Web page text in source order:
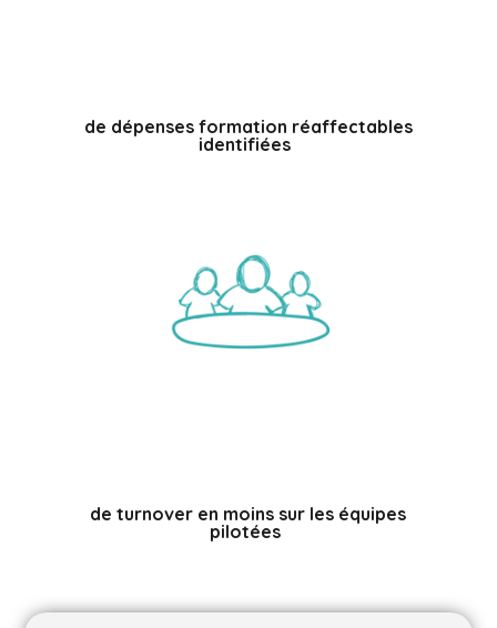
de dépenses formation réaffectables
identifiées
de turnover en moins sur les équipes
pilotées